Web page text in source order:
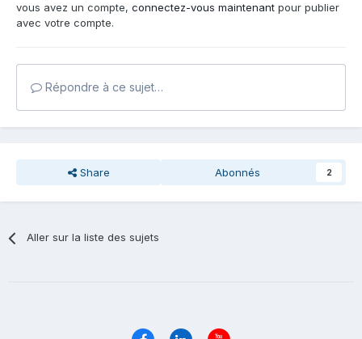
vous avez un compte, connectez-vous maintenant pour publier
avec votre compte.
Répondre à ce sujet…
Share Abonnés 2
Aller sur la liste des sujets